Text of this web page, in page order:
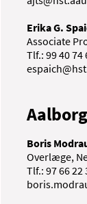
Erika G.
Associate
Tlf.: 99 40 74
Boris
Overlæge,
Tlf.: 97 66 22